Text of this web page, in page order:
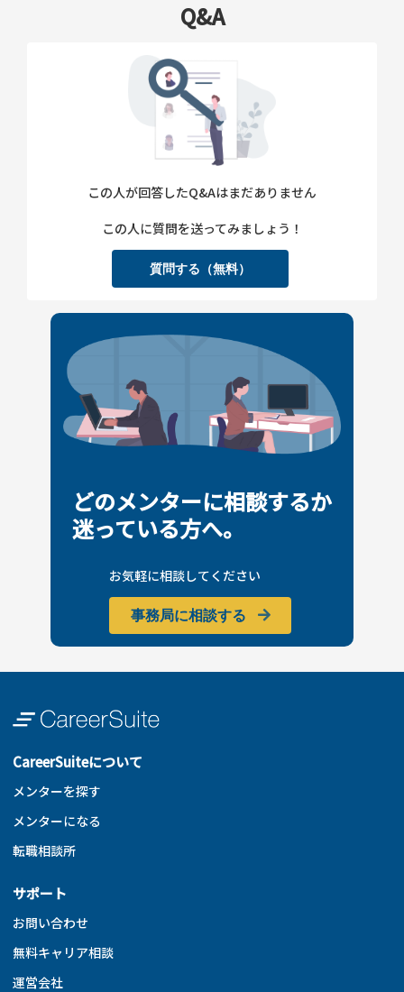
Q&A
この人が回答したQ&Aはまだありません
この人に質問を送ってみましょう！
質問する（無料）
どのメンターに相談するか
迷っている方へ。
お気軽に相談してください
事務局に相談する
CareerSuiteについて
メンターを探す
メンターになる
転職相談所
サポート
お問い合わせ
無料キャリア相談
運営会社